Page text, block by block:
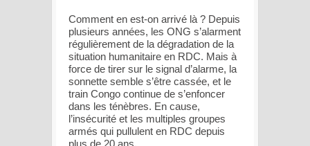
Comment en est-on arrivé là ? Depuis
plusieurs années, les ONG s’alarment
régulièrement de la dégradation de la
situation humanitaire en RDC. Mais à
force de tirer sur le signal d’alarme, la
sonnette semble s’être cassée, et le
train Congo continue de s’enfoncer
dans les ténèbres. En cause,
l’insécurité et les multiples groupes
armés qui pullulent en RDC depuis
plus de 20 ans.